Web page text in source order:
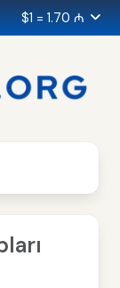
$1 = 1.70 ₼